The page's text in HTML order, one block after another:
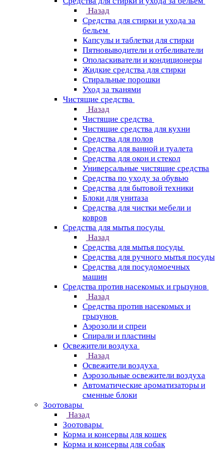
Назад
Средства для стирки и ухода за
бельем
Капсулы и таблетки для стирки
Пятновыводители и отбеливатели
Ополаскиватели и кондиционеры
Жидкие средства для стирки
Стиральные порошки
Уход за тканями
Чистящие средства
Назад
Чистящие средства
Чистящие средства для кухни
Средства для полов
Средства для ванной и туалета
Средства для окон и стекол
Универсальные чистящие средства
Средства по уходу за обувью
Средства для бытовой техники
Блоки для унитаза
Средства для чистки мебели и
ковров
Средства для мытья посуды
Назад
Средства для мытья посуды
Средства для ручного мытья посуды
Средства для посудомоечных
машин
Средства против насекомых и грызунов
Назад
Средства против насекомых и
грызунов
Аэрозоли и спреи
Спирали и пластины
Освежители воздуха
Назад
Освежители воздуха
Аэрозольные освежители воздуха
Автоматические ароматизаторы и
сменные блоки
Зоотовары
Назад
Зоотовары
Корма и консервы для кошек
Корма и консервы для собак